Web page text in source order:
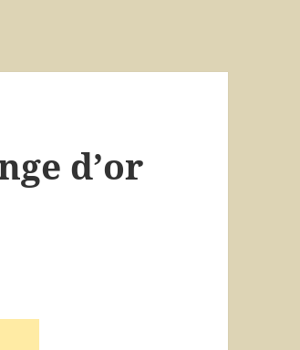
d’or